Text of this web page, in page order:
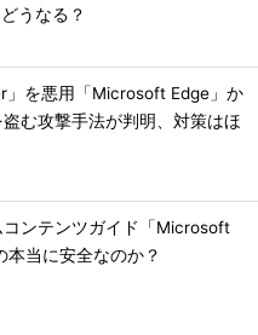
うなる？
」を悪用「Microsoft Edge」か
む攻撃手法が判明、対策はほ
ンテンツガイド「Microsoft
本当に安全なのか？